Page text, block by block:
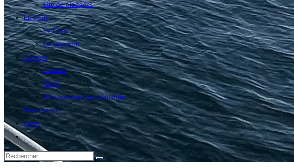
Site de plongées
Le Club
Le Club
La structure
Contact
Contact
Tarifs
Abonnement aux actualités
Nous situer
Liens
Toggle
website
search